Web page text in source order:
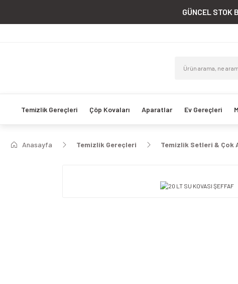
GÜNCEL STOK
Temizlik Gereçleri Çöp Kovaları Aparatlar Ev Gereçleri
Anasayfa Temizlik Gereçleri Temizlik Setleri & Çok